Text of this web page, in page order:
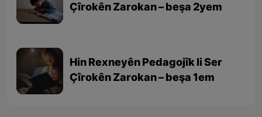
Çîrokên Zarokan – beşa 2yem
Hin Rexneyên Pedagojîk li Ser
Çîrokên Zarokan – beşa 1em